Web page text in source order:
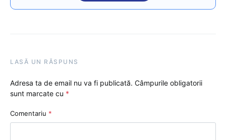
LASĂ UN RĂSPUNS
Adresa ta de email nu va fi publicată. Câmpurile obligatorii
sunt marcate cu *
Comentariu *